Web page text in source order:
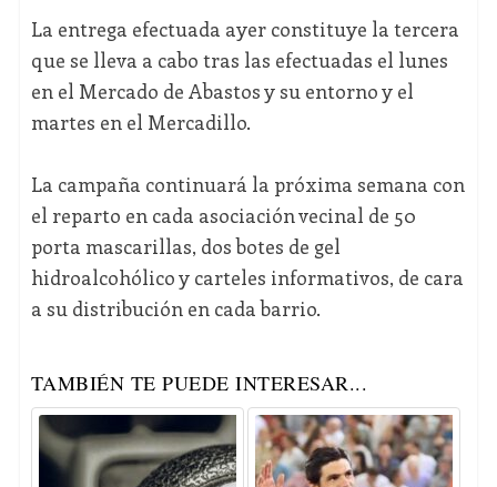
La entrega efectuada ayer constituye la tercera
que se lleva a cabo tras las efectuadas el lunes
en el Mercado de Abastos y su entorno y el
martes en el Mercadillo.
La campaña continuará la próxima semana con
el reparto en cada asociación vecinal de 50
porta mascarillas, dos botes de gel
hidroalcohólico y carteles informativos, de cara
a su distribución en cada barrio.
TAMBIÉN TE PUEDE INTERESAR...